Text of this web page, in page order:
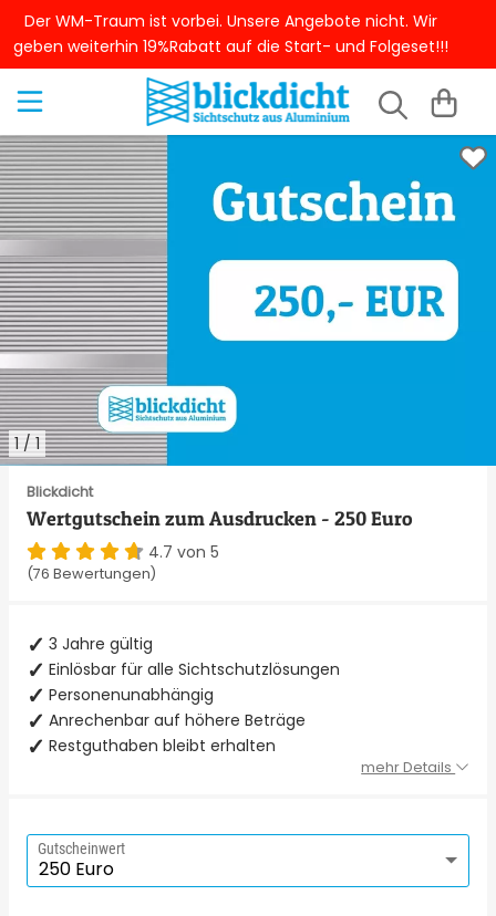
Der WM-Traum ist vorbei. Unsere Angebote nicht. Wir
geben weiterhin 19%Rabatt auf die Start- und Folgeset!!!
1 / 1
Blickdicht
Wertgutschein zum Ausdrucken - 250 Euro
4.7 von 5
(76 Bewertungen)
3 Jahre gültig
Einlösbar für alle Sichtschutzlösungen
Personenunabhängig
Anrechenbar auf höhere Beträge
Restguthaben bleibt erhalten
mehr Details
Gutscheinwert
Aluzaun Sichtschutz
Sichtschutz dekorieren
Sichtschutz Garten günstig
Sichtschutz Garten Ideen
Sichtschutz selber bauen